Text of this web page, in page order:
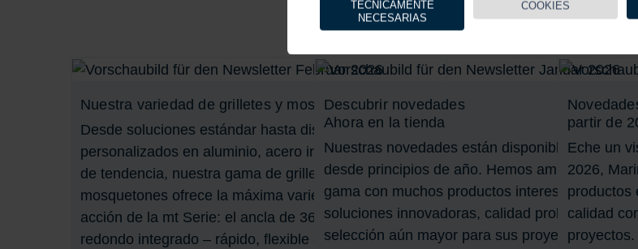
Nuestra variedad de grilletes y mosquetones
Desde soluciones estándar hasta diseños
personalizados en aluminio, acero inoxidable o negro
de tendencia, nuestra gama de grilletes y
mosquetones ofrece la máxima variedad. Nuevo en
acción de la mt Serie: el ancla de 360° con grillete
redondo integrado – rápido, flexible e ideal para barcos
Descubrir novedades
Ahora en la tienda
Nuestras novedades están disponibles en la
desde principios de año. Hemos ampliado
gama con muchos productos interesantes, con
soluciones innovadoras, calidad probada y una
selección aún mayor para sus proyectos.
partir de
Eche un
2026,
productos
calidad
proyectos.
COOKIES
TÉCNICAMENTE
NECESARIAS